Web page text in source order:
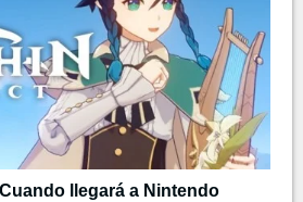
llegará a Nintendo